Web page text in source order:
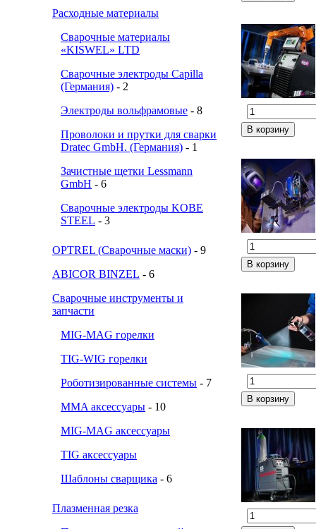
Расходные материалы
Сварочные материалы
«KISWEL» LTD
Сварочные электроды Capilla
(Германия) - 2
Электроды вольфрамовые - 8
Проволоки и прутки для сварки
Dratec GmbH. (Германия) - 1
Зачистные щетки Lessmann
GmbH - 6
Сварочные электроды KOBE
STEEL - 3
OPTREL (Сварочные маски) - 9
ABICOR BINZEL - 6
Сварочные инструменты и
запчасти
MIG-MAG горелки
TIG-WIG горелки
Роботизированные системы - 7
MMA аксессуары - 10
MIG-MAG аксессуары
TIG аксессуары
Шаблоны сварщика - 6
Плазменная резка